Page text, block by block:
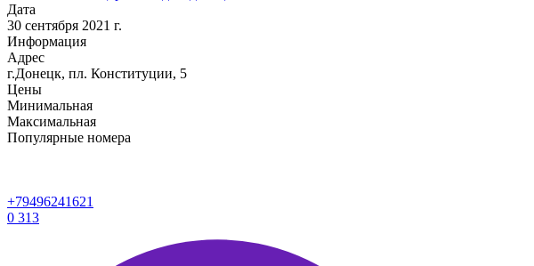
Дата
30 сентября 2021 г.
Информация
Адрес
г.Донецк, пл. Конституции, 5
Цены
Минимальная
Максимальная
Популярные номера
+79496241621
0 313